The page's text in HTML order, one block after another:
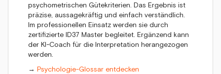
psychometrischen Gütekriterien. Das Ergebnis ist
präzise, aussagekräftig und einfach verständlich.
Im professionellen Einsatz werden sie durch
zertifizierte ID37 Master begleitet. Ergänzend kann
der KI-Coach für die Interpretation herangezogen
werden.
→ Psychologie-Glossar entdecken